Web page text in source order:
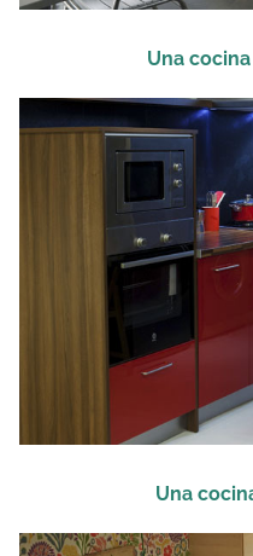
Una
Una